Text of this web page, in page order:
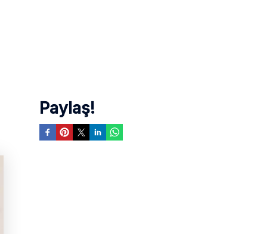
Paylaş!